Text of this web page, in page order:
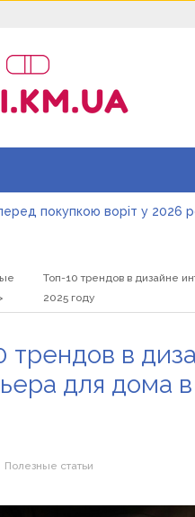
покупкою воріт у 2026
відмова та як її уникнути
косметика Хіларі для захисту
рейтинг лучших
Топ-10 трендов в дизайне
2025 году
трендов в
для дома
Полезные статьи